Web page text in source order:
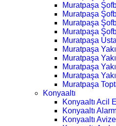
Muratpaşa
Muratpaşa
Muratpaşa
Muratpaşa
Muratpaşa
Muratpaşa
Muratpaşa
Muratpaşa
Muratpaşa
Muratpaşa
Konyaaltı
Konyaaltı Acil
Konyaaltı
Konyaaltı